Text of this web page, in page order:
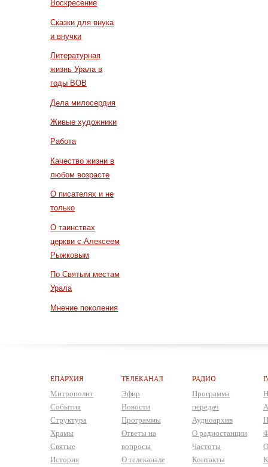
Воскресение
Сказки для внука
и внучки
Литературная
жизнь Урала в
годы ВОВ
Дела милосердия
Живые художники
Работа
Качество жизни в
любом возрасте
О писателях и не
только
О таинствах
церкви с Алексеем
Рыжковым
По Святым местам
Урала
Мнение поколения
ЕПАРХИЯ
Митрополит
События
Структура
Храмы
Святые
История
ТЕЛЕКАНАЛ
Эфир
Новости
Программы
Ответы на
вопросы
О телеканале
РАДИО
Программа
передач
Аудиоархив
О радиостанции
Частоты
Контакты